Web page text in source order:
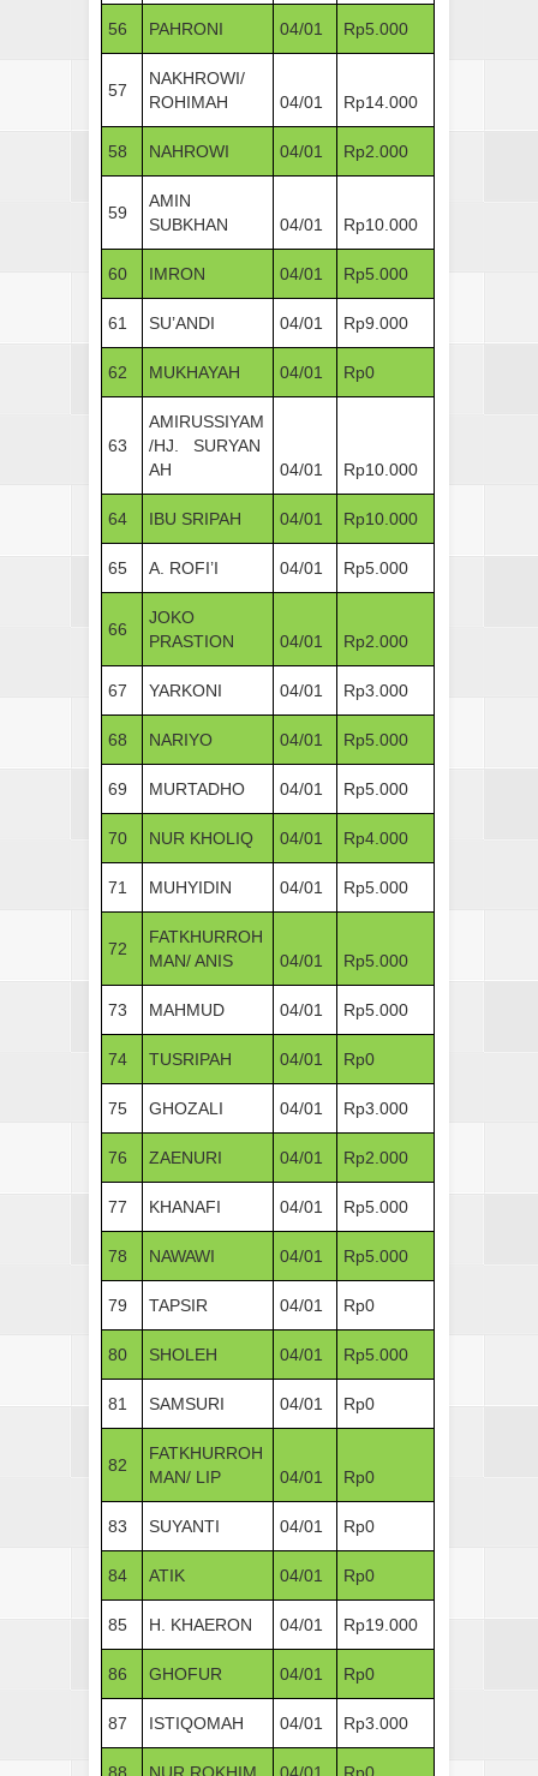
56 PAHRONI 04/01 Rp5.000
57
NAKHROWI/
ROHIMAH
04/01 Rp14.000
58 NAHROWI 04/01 Rp2.000
59
AMIN
SUBKHAN
04/01 Rp10.000
60 IMRON 04/01 Rp5.000
61 SU’ANDI 04/01 Rp9.000
62 MUKHAYAH 04/01 Rp0
63
AMIRUSSIYAM
/HJ. SURYAN
AH
04/01 Rp10.000
64 IBU SRIPAH 04/01 Rp10.000
65 A. ROFI’I 04/01 Rp5.000
66
JOKO
PRASTION
04/01 Rp2.000
67 YARKONI 04/01 Rp3.000
68 NARIYO 04/01 Rp5.000
69 MURTADHO 04/01 Rp5.000
70 NUR KHOLIQ 04/01 Rp4.000
71 MUHYIDIN 04/01 Rp5.000
72
FATKHURROH
MAN/ ANIS
04/01 Rp5.000
73 MAHMUD 04/01 Rp5.000
74 TUSRIPAH 04/01 Rp0
75 GHOZALI 04/01 Rp3.000
76 ZAENURI 04/01 Rp2.000
77 KHANAFI 04/01 Rp5.000
78 NAWAWI 04/01 Rp5.000
79 TAPSIR 04/01 Rp0
80 SHOLEH 04/01 Rp5.000
81 SAMSURI 04/01 Rp0
82
FATKHURROH
MAN/ LIP
04/01 Rp0
83 SUYANTI 04/01 Rp0
84 ATIK 04/01 Rp0
85 H. KHAERON 04/01 Rp19.000
86 GHOFUR 04/01 Rp0
87 ISTIQOMAH 04/01 Rp3.000